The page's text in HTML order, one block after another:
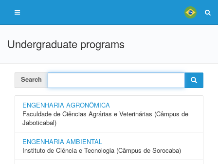
Undergraduate programs
Search
ENGENHARIA AGRONÔMICA
Faculdade de Ciências Agrárias e Veterinárias (Câmpus de
Jaboticabal)
ENGENHARIA AMBIENTAL
Instituto de Ciência e Tecnologia (Câmpus de Sorocaba)